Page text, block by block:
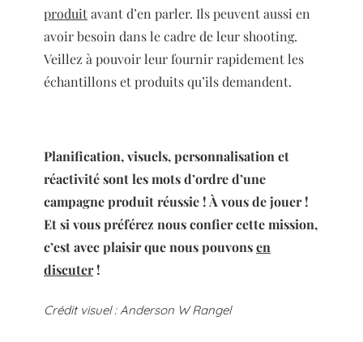
produitavant d’en parler. Ils peuvent aussi en
avoir besoin dans le cadre de leur shooting.
Veillez à pouvoir leur fournir rapidement les
échantillons et produits qu’ils demandent.
Planification, visuels, personnalisation et
réactivité sont les mots d’ordre d’une
campagne produit réussie ! À vous de jouer !
Et si vous préférez nous confier cette mission,
c’est avec plaisir que nous pouvonsen
discuter!
Crédit visuel : Anderson W Rangel